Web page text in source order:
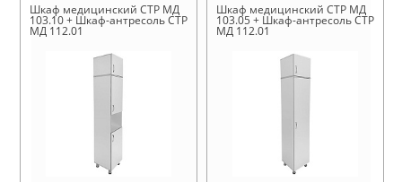
Шкаф медицинский СТР МД
103.10 + Шкаф-антресоль СТР
МД 112.01
Шкаф медицинский СТР МД
103.05 + Шкаф-антресоль СТР
МД 112.01